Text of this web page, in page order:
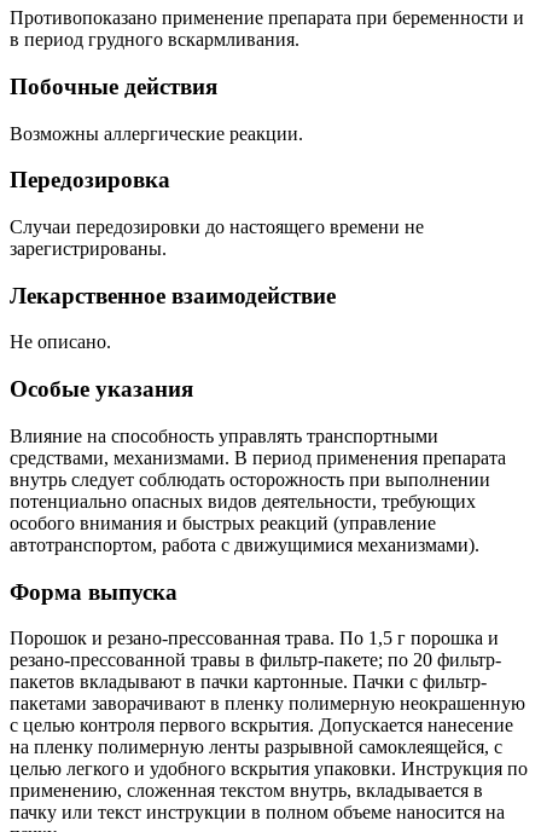
Противопоказано применение препарата при беременности и
в период грудного вскармливания.
Побочные действия
Возможны аллергические реакции.
Передозировка
Случаи передозировки до настоящего времени не
зарегистрированы.
Лекарственное взаимодействие
Не описано.
Особые указания
Влияние на способность управлять транспортными
средствами, механизмами. В период применения препарата
внутрь следует соблюдать осторожность при выполнении
потенциально опасных видов деятельности, требующих
особого внимания и быстрых реакций (управление
автотранспортом, работа с движущимися механизмами).
Форма выпуска
Порошок и резано-прессованная трава. По 1,5 г порошка и
резано-прессованной травы в фильтр-пакете; по 20 фильтр-
пакетов вкладывают в пачки картонные. Пачки с фильтр-
пакетами заворачивают в пленку полимерную неокрашенную
с целью контроля первого вскрытия. Допускается нанесение
на пленку полимерную ленты разрывной самоклеящейся, с
целью легкого и удобного вскрытия упаковки. Инструкция по
применению, сложенная текстом внутрь, вкладывается в
пачку или текст инструкции в полном объеме наносится на